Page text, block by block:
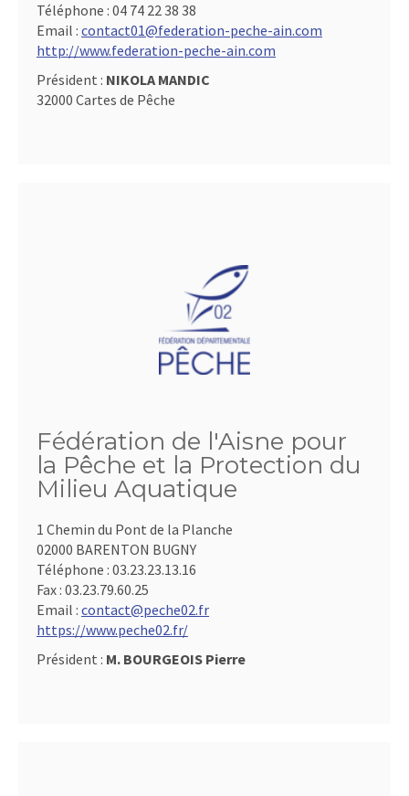
Téléphone : 04 74 22 38 38
Email : contact01@federation-peche-ain.com
http://www.federation-peche-ain.com
Président : NIKOLA MANDIC
32000 Cartes de Pêche
Fédération de l'Aisne pour
la Pêche et la Protection du
Milieu Aquatique
1 Chemin du Pont de la Planche
02000 BARENTON BUGNY
Téléphone : 03.23.23.13.16
Fax : 03.23.79.60.25
Email : contact@peche02.fr
https://www.peche02.fr/
Président : M. BOURGEOIS Pierre